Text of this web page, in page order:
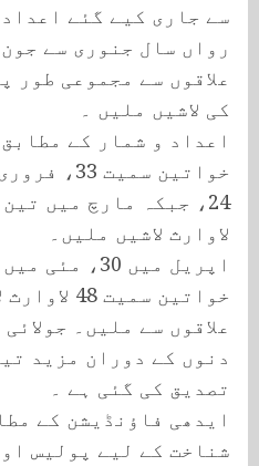
سے جاری کیے گئے
رواں سال جنوری سے
علاقوں سے مجموعی طور
کی لاشیں ملیں ۔
اعداد و شمار کے
خواتین
لاوارث لاشیں ملیں۔
خواتین
علاقوں سے ملیں۔
دنوں کے دوران مزید
تصدیق کی گئی ہے ۔
ایدھی فاؤنڈیشن کے
شناخت کے لیے پولیس